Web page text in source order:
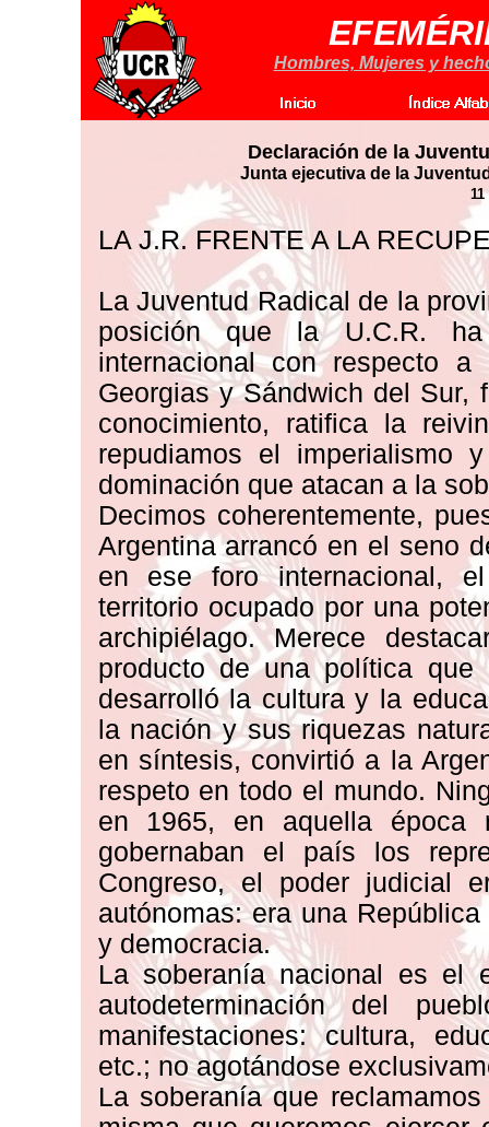
Hombres, Mujeres y
Declaración de la
Junta ejecutiva de la
LA J.R. FRENTE A LA
La Juventud Radical de la
posición que la U.C.R.
internacional con respecto
Georgias y Sándwich del Sur,
conocimiento, ratifica la
repudiamos el imperialismo
dominación que atacan a la
Decimos coherentemente,
Argentina arrancó en el seno
en ese foro internacional,
territorio ocupado por una
archipiélago. Merece
producto de una política
desarrolló la cultura y la
la nación y sus riquezas
en síntesis, convirtió a la
respeto en todo el mundo.
en 1965, en aquella época
gobernaban el país los
Congreso, el poder judicial
autónomas: era una
y democracia.
La soberanía nacional es el
autodeterminación del
manifestaciones: cultura,
etc.; no agotándose
La soberanía que